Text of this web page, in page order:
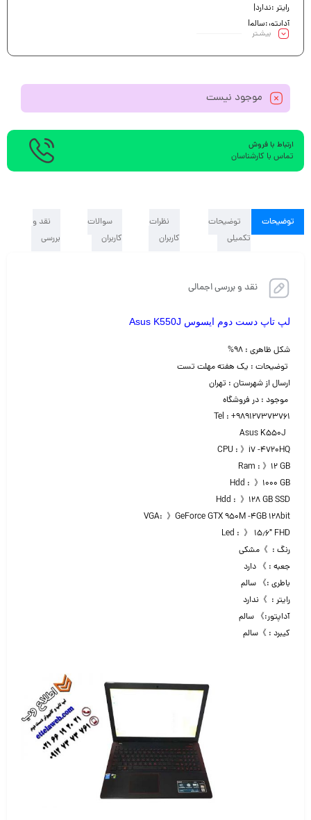
رایتر :ندارد|
آداپتور:سالم|
کیبرد : سالم|
بیشـتر
موجود نیست
ارتباط با فروش
تماس با کارشناسان
توضیحات
توضیحات
تکمیلی
نظرات
کاربران
سوالات
کاربران
نقد و
بررسی
نقد و بررسی اجمالی
لپ تاپ دست دوم ایسوس Asus K550J
شکل ظاهری : ۹۸%
توضیحات : یک هفته مهلت تست
ارسال از شهرستان : تهران
موجود : در فروشگاه
Tel : +989127373761
CPU : 》i7 -4720HQ
Ram : 》۱۲ GB
Hdd : 》۱۰۰۰ GB
Hdd : 》۱۲۸ GB SSD
VGA: 》GeForce GTX 950M -4GB 128bit
Led : 》 ۱۵٫۶″ FHD
رنگ : 》مشکی
جعبه : 》 دارد
باطری :》 سالم
رایتر : 》ندارد
آداپتور:》 سالم
کیبرد : 》سالم